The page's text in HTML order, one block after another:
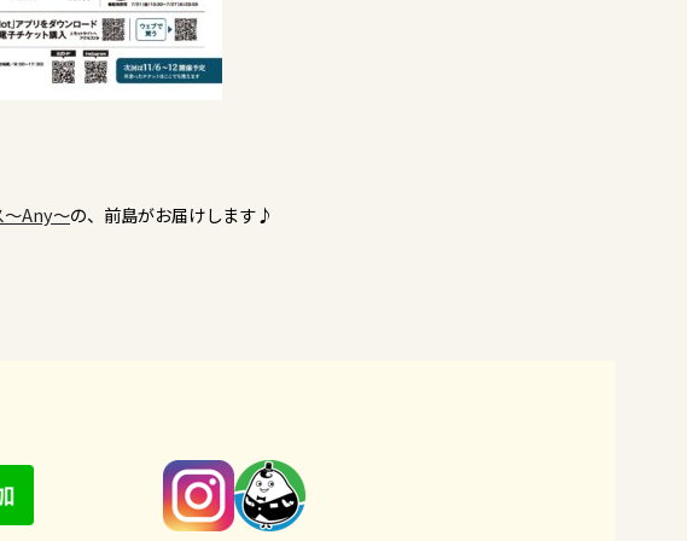
～Any～の、前島がお届けします♪